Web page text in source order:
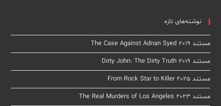
نوشته‌های تازه
مستند The Case Against Adnan Syed 2019
مستند Dirty John: The Dirty Truth 2019
مستند From Rock Star to Killer 2025
مستند The Real Murders of Los Angeles 2023